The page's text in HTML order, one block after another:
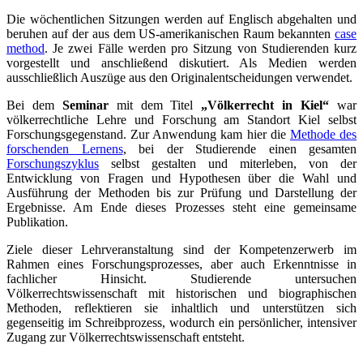
Die wöchentlichen Sitzungen werden auf Englisch abgehalten und
beruhen auf der aus dem US-amerikanischen Raum bekannten case
method. Je zwei Fälle werden pro Sitzung von Studierenden kurz
vorgestellt und anschließend diskutiert. Als Medien werden
ausschließlich Auszüge aus den Originalentscheidungen verwendet.
Bei dem Seminarmit dem Titel „Völkerrecht in Kiel“ war
völkerrechtliche Lehre und Forschung am Standort Kiel selbst
Forschungsgegenstand. Zur Anwendung kam hier die Methode des
forschenden Lernens, bei der Studierende einen gesamten
Forschungszyklus selbst gestalten und miterleben, von der
Entwicklung von Fragen und Hypothesen über die Wahl und
Ausführung der Methoden bis zur Prüfung und Darstellung der
Ergebnisse. Am Ende dieses Prozesses steht eine gemeinsame
Publikation.
Ziele dieser Lehrveranstaltung sind der Kompetenzerwerb im
Rahmen eines Forschungsprozesses, aber auch Erkenntnisse in
fachlicher Hinsicht. Studierende untersuchen
Völkerrechtswissenschaft mit historischen und biographischen
Methoden, reflektieren sie inhaltlich und unterstützen sich
gegenseitig im Schreibprozess, wodurch ein persönlicher, intensiver
Zugang zur Völkerrechtswissenschaft entsteht.